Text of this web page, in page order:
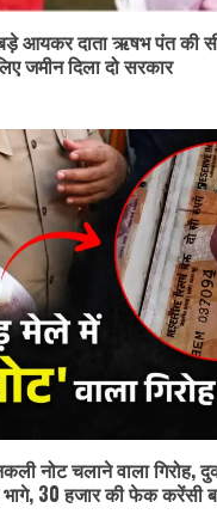
आयकर दाता ऋषभ पंत की
जमीन दिला दो सरकार
नोट चलाने वाला गिरोह,
30 हजार की फेक करेंसी